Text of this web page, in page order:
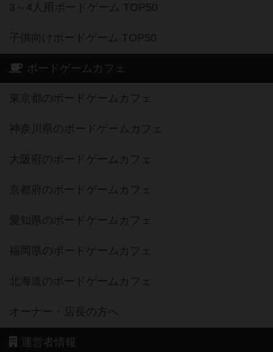
3～4人用ボードゲーム TOP50
子供向けボードゲーム TOP50
ボードゲームカフェ
東京都のボードゲームカフェ
神奈川県のボードゲームカフェ
大阪府のボードゲームカフェ
京都府のボードゲームカフェ
愛知県のボードゲームカフェ
福岡県のボードゲームカフェ
北海道のボードゲームカフェ
オーナー・店長の方へ
運営者情報